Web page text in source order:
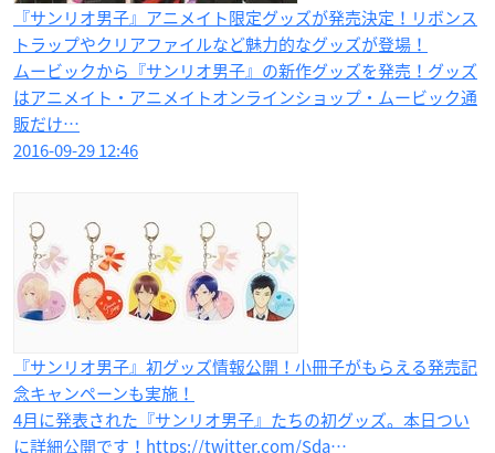
『サンリオ男子』アニメイト限定グッズが発売決定！リボンス
トラップやクリアファイルなど魅力的なグッズが登場！
ムービックから『サンリオ男子』の新作グッズを発売！グッズ
はアニメイト・アニメイトオンラインショップ・ムービック通
販だけ…
2016-09-29 12:46
『サンリオ男子』初グッズ情報公開！小冊子がもらえる発売記
念キャンペーンも実施！
4月に発表された『サンリオ男子』たちの初グッズ。本日つい
に詳細公開です！https://twitter.com/Sda…